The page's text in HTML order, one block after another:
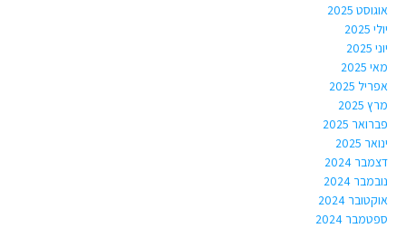
אוגוסט 2025
יולי 2025
יוני 2025
מאי 2025
אפריל 2025
מרץ 2025
פברואר 2025
ינואר 2025
דצמבר 2024
נובמבר 2024
אוקטובר 2024
ספטמבר 2024